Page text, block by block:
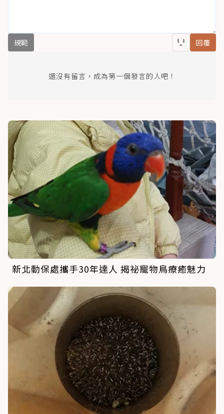
規範 回覆
還沒有留言，成為第一個發言的人吧！
新北動保處攜手30年達人 揭祕寵物鳥療癒魅力